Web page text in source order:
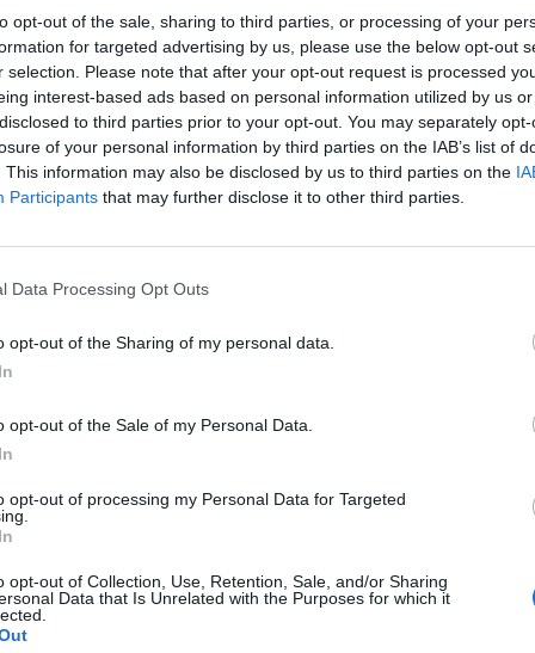
opt-out of the sale, sharing to third parties, or processing of your
for targeted advertising by us, please use the below opt-out
selection. Please note that after your opt-out request is processed
interest-based ads based on personal information utilized by us
to third parties prior to your opt-out. You may separately
of your personal information by third parties on the IAB’s list of
This information may also be disclosed by us to third parties on the
Participants that may further disclose it to other third parties.
Data Processing Opt Outs
opt-out of the Sharing of my personal data.
opt-out of the Sale of my Personal Data.
opt-out of processing my Personal Data for Targeted
opt-out of Collection, Use, Retention, Sale, and/or Sharing
Data that Is Unrelated with the Purposes for which it
Tanács (FSB) leköszönő elnöke szerint a
jelenthetnek a globális pénzügyi rendszerre
4-ei Banking Technology rendezvényén. Regisztráció és
Klaas Knot egy spanyolországi beszédében kiemelte,
portfolio.hu hírarchívumához tartozik, melynek olvasása
tartalmazza:
cikkarchívum